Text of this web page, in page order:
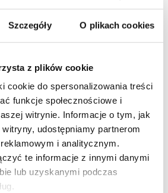
Szczegóły O plikach cookies
z plików cookie
cookie do spersonalizowania treści
funkcje społecznościowe i
witrynie. Informacje o tym, jak
udostępniamy partnerom
i analitycznym.
te informacje z innymi danymi
lub uzyskanymi podczas
Z POTAŃCÓWKĄ
Z RETRO IMPREZKĄ
Z WAKACYJNĄ POTAŃCÓWKĄ